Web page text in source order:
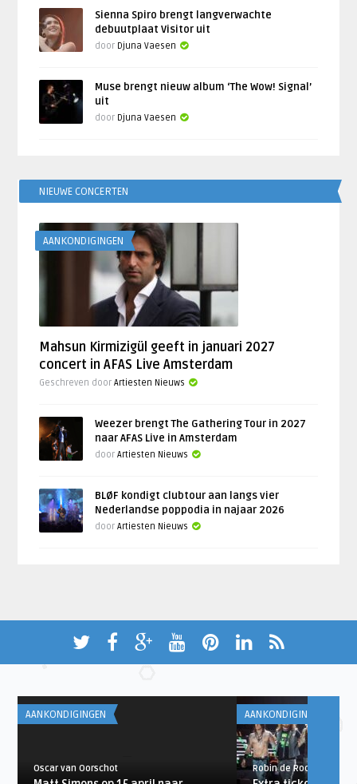
Sienna Spiro brengt langverwachte
debuutplaat Visitor uit
door Djuna Vaesen
Muse brengt nieuw album ‘The Wow! Signal’
uit
door Djuna Vaesen
NIEUWE CONCERTEN
AANKONDIGINGEN
Mahsun Kirmizigül geeft in januari 2027
concert in AFAS Live Amsterdam
Geschreven doorArtiesten Nieuws
Weezer brengt The Gathering Tour in 2027
naar AFAS Live in Amsterdam
doorArtiesten Nieuws
BLØF kondigt clubtour aan langs vier
Nederlandse poppodia in najaar 2026
doorArtiesten Nieuws
AANKONDIGINGEN
Oscar van Oorschot
AANKONDIGINGEN
Robin de Roode